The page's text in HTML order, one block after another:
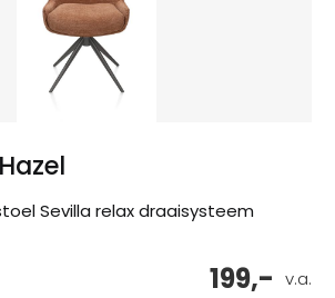
Sevilla relax draaisysteem
v.a.
199,-